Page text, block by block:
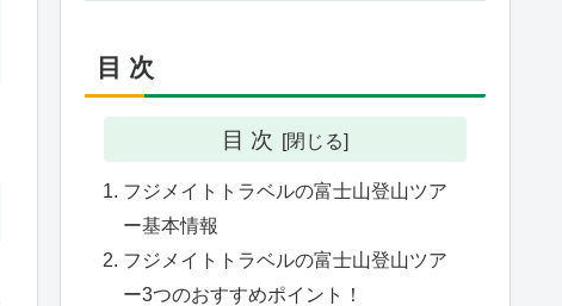
目 次
目 次
フジメイトトラベルの富士山登山ツア
ー基本情報
フジメイトトラベルの富士山登山ツア
ー3つのおすすめポイント！